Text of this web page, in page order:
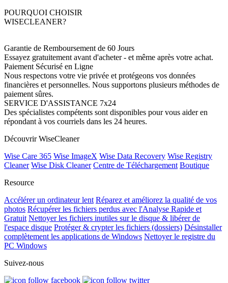
POURQUOI CHOISIR
WISECLEANER?
Garantie de Remboursement de 60 Jours
Essayez gratuitement avant d'acheter - et même après votre achat.
Paiement Sécurisé en Ligne
Nous respectons votre vie privée et protégeons vos données
financières et personnelles. Nous supportons plusieurs méthodes de
paiement sûres.
SERVICE D'ASSISTANCE 7x24
Des spécialistes compétents sont disponibles pour vous aider en
répondant à vos courriels dans les 24 heures.
Découvrir WiseCleaner
Wise Care 365 Wise ImageX Wise Data Recovery Wise Registry
Cleaner Wise Disk Cleaner Centre de Téléchargement Boutique
Resource
Accélérer un ordinateur lent Réparez et améliorez la qualité de vos
photos Récupérer les fichiers perdus avec l'Analyse Rapide et
Gratuit Nettoyer les fichiers inutiles sur le disque & libérer de
l'espace disque Protéger & crypter les fichiers (dossiers) Désinstaller
complètement les applications de Windows Nettoyer le registre du
PC Windows
Suivez-nous